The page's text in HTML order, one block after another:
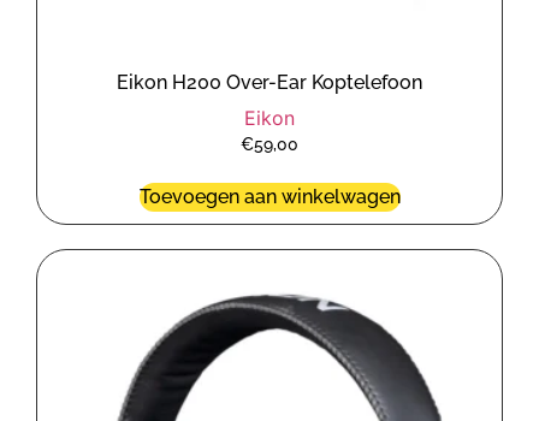
Eikon H200 Over-Ear Koptelefoon
Eikon
€59,00
Toevoegen aan winkelwagen